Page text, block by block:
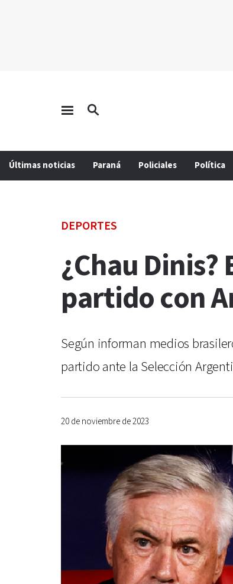
Últimas noticias Paraná Policiales Política
DEPORTES
¿Chau
partido con
Según informan medios
partido ante la Selección
20 de noviembre de 2023